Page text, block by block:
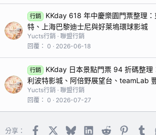
行銷
KKday 618 年中慶樂園門票整理
特、上海巴黎迪士尼與好萊塢環球影城
Yucts行銷
聯盟行銷
回覆
0 2026-06-18
行銷
KKday 日本景點門票 94 折碼整理
利波特影城、阿倍野展望台、teamLab
Yucts行銷
聯盟行銷
回覆
0 2026-07-27
分享： Facebook BlueskyLinkedInReddit